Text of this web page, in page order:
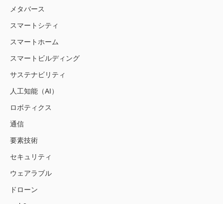
メタバース
スマートシティ
スマートホーム
スマートビルディング
サステナビリティ
人工知能（AI）
ロボティクス
通信
要素技術
セキュリティ
ウェアラブル
ドローン